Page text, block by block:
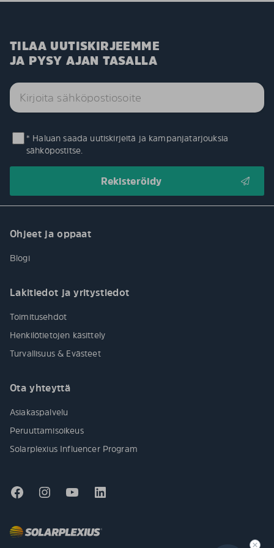
TILAA UUTISKIRJEEMME
JA PYSY AJAN TASALLA
* Haluan saada uutiskirjeitä ja kampanjatarjouksia
sähköpostitse.
Ohjeet ja oppaat
Blogi
Lakitiedot ja yritystiedot
Toimitusehdot
Henkilötietojen käsittely
Turvallisuus & Evästeet
Ota yhteyttä
Asiakaspalvelu
Peruuttamisoikeus
Solarplexius Influencer Program